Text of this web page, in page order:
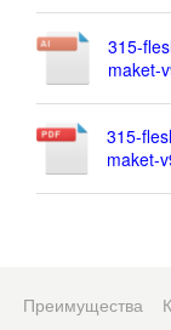
315-
maket-
315-
maket-
Преимущества